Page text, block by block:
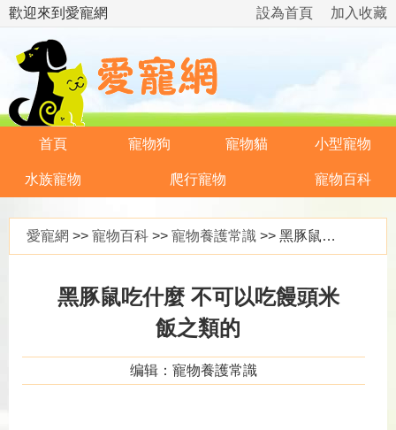
歡迎來到愛寵網 加入收藏
設為首頁
首頁 寵物狗 寵物貓 小型寵物
水族寵物 爬行寵物 寵物百科
愛寵網 >> 寵物百科 >> 寵物養護常識 >> 黑豚鼠吃什麼 不可以吃饅頭米飯之類的
黑豚鼠吃什麼 不可以吃饅頭米
飯之類的
编辑：寵物養護常識